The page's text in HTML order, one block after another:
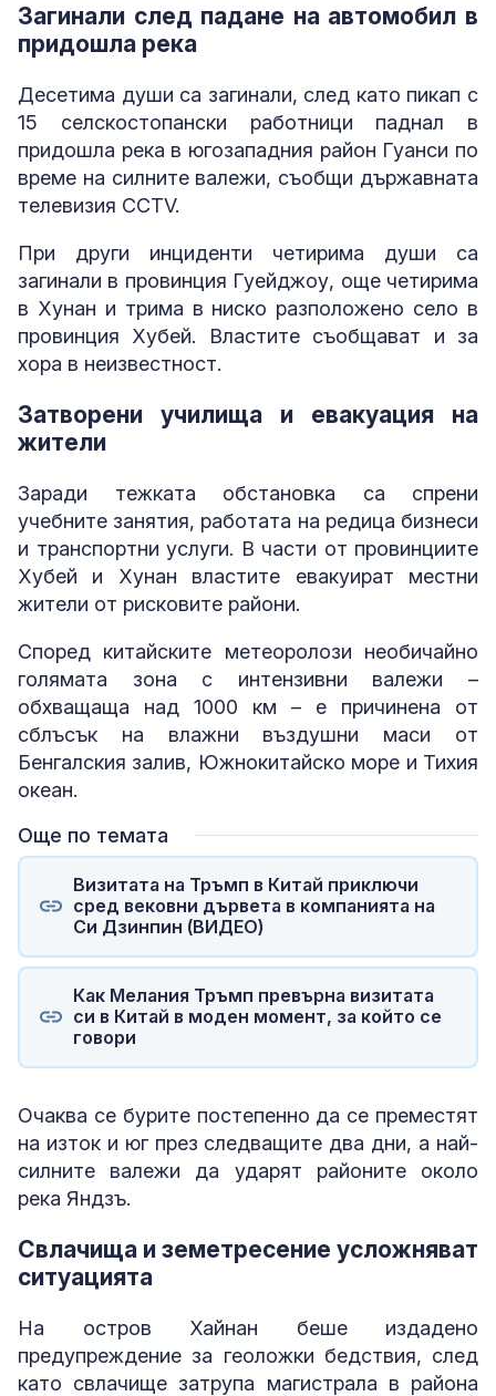
Загинали след падане на автомобил в
придошла река
Десетима души са загинали, след като пикап с
15 селскостопански работници паднал в
придошла река в югозападния район Гуанси по
време на силните валежи, съобщи държавната
телевизия CCTV.
При други инциденти четирима души са
загинали в провинция Гуейджоу, още четирима
в Хунан и трима в ниско разположено село в
провинция Хубей. Властите съобщават и за
хора в неизвестност.
Затворени училища и евакуация на
жители
Заради тежката обстановка са спрени
учебните занятия, работата на редица бизнеси
и транспортни услуги. В части от провинциите
Хубей и Хунан властите евакуират местни
жители от рисковите райони.
Според китайските метеоролози необичайно
голямата зона с интензивни валежи –
обхващаща над 1000 км – е причинена от
сблъсък на влажни въздушни маси от
Бенгалския залив, Южнокитайско море и Тихия
океан.
Още по темата
Визитата на Тръмп в Китай приключи
сред вековни дървета в компанията на
Си Дзинпин (ВИДЕО)
Как Мелания Тръмп превърна визитата
си в Китай в моден момент, за който се
говори
Очаква се бурите постепенно да се преместят
на изток и юг през следващите два дни, а най-
силните валежи да ударят районите около
река Яндзъ.
Свлачища и земетресение усложняват
ситуацията
На остров Хайнан беше издадено
предупреждение за геоложки бедствия, след
като свлачище затрупа магистрала в района